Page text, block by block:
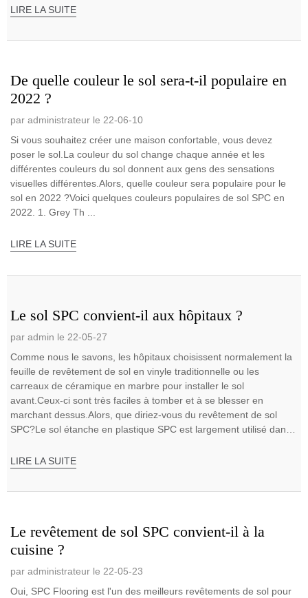
LIRE LA SUITE
De quelle couleur le sol sera-t-il populaire en
2022 ?
par administrateur le 22-06-10
Si vous souhaitez créer une maison confortable, vous devez
poser le sol.La couleur du sol change chaque année et les
différentes couleurs du sol donnent aux gens des sensations
visuelles différentes.Alors, quelle couleur sera populaire pour le
sol en 2022 ?Voici quelques couleurs populaires de sol SPC en
2022. 1. Grey Th ...
LIRE LA SUITE
Le sol SPC convient-il aux hôpitaux ?
par admin le 22-05-27
Comme nous le savons, les hôpitaux choisissent normalement la
feuille de revêtement de sol en vinyle traditionnelle ou les
carreaux de céramique en marbre pour installer le sol
avant.Ceux-ci sont très faciles à tomber et à se blesser en
marchant dessus.Alors, que diriez-vous du revêtement de sol
SPC?Le sol étanche en plastique SPC est largement utilisé dans
LIRE LA SUITE
Le revêtement de sol SPC convient-il à la
cuisine ?
par administrateur le 22-05-23
Oui, SPC Flooring est l'un des meilleurs revêtements de sol pour